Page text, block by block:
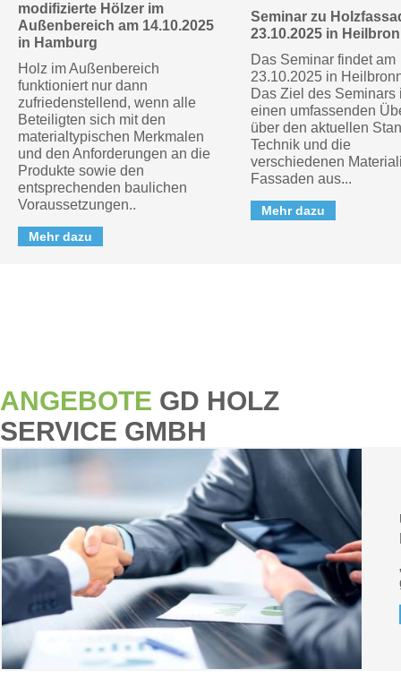
modifizierte Hölzer im
Außenbereich am 14.10.2025
in Hamburg
Holz im Außenbereich
funktioniert nur dann
zufriedenstellend, wenn alle
Beteiligten sich mit den
materialtypischen Merkmalen
und den Anforderungen an die
Produkte sowie den
entsprechenden baulichen
Voraussetzungen..
Mehr dazu
Seminar zu
23.10.2025 in
Das Seminar findet am
23.10.2025 in
Das Ziel des Seminars
einen umfassenden
über den aktuellen
Technik und die
verschiedenen
Fassaden aus...
Mehr dazu
ANGEBOTE GD HOLZ
SERVICE GMBH